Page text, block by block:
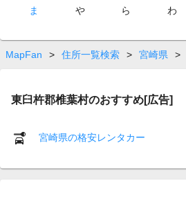
ま や ら わ
MapFan > 住所一覧検索 > 宮崎県 >
東臼杵郡椎葉村のおすすめ[広告]
宮崎県の格安レンタカー